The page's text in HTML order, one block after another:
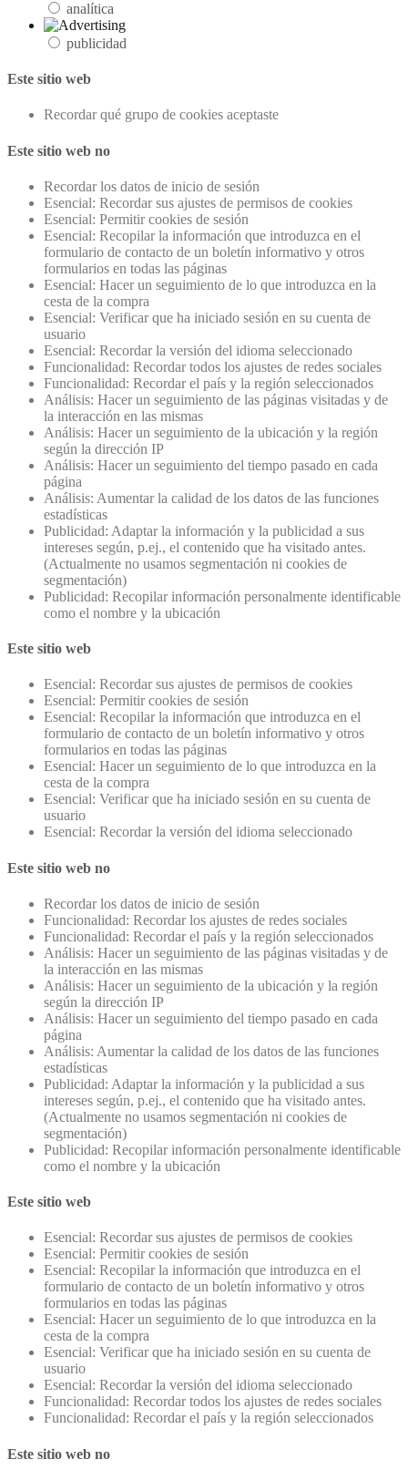
analítica
publicidad
Este sitio web
Recordar qué grupo de cookies aceptaste
Este sitio web no
Recordar los datos de inicio de sesión
Esencial: Recordar sus ajustes de permisos de cookies
Esencial: Permitir cookies de sesión
Esencial: Recopilar la información que introduzca en el
formulario de contacto de un boletín informativo y otros
formularios en todas las páginas
Esencial: Hacer un seguimiento de lo que introduzca en la
cesta de la compra
Esencial: Verificar que ha iniciado sesión en su cuenta de
usuario
Esencial: Recordar la versión del idioma seleccionado
Funcionalidad: Recordar todos los ajustes de redes sociales
Funcionalidad: Recordar el país y la región seleccionados
Análisis: Hacer un seguimiento de las páginas visitadas y de
la interacción en las mismas
Análisis: Hacer un seguimiento de la ubicación y la región
según la dirección IP
Análisis: Hacer un seguimiento del tiempo pasado en cada
página
Análisis: Aumentar la calidad de los datos de las funciones
estadísticas
Publicidad: Adaptar la información y la publicidad a sus
intereses según, p.ej., el contenido que ha visitado antes.
(Actualmente no usamos segmentación ni cookies de
segmentación)
Publicidad: Recopilar información personalmente identificable
como el nombre y la ubicación
Este sitio web
Esencial: Recordar sus ajustes de permisos de cookies
Esencial: Permitir cookies de sesión
Esencial: Recopilar la información que introduzca en el
formulario de contacto de un boletín informativo y otros
formularios en todas las páginas
Esencial: Hacer un seguimiento de lo que introduzca en la
cesta de la compra
Esencial: Verificar que ha iniciado sesión en su cuenta de
usuario
Esencial: Recordar la versión del idioma seleccionado
Este sitio web no
Recordar los datos de inicio de sesión
Funcionalidad: Recordar los ajustes de redes sociales
Funcionalidad: Recordar el país y la región seleccionados
Análisis: Hacer un seguimiento de las páginas visitadas y de
la interacción en las mismas
Análisis: Hacer un seguimiento de la ubicación y la región
según la dirección IP
Análisis: Hacer un seguimiento del tiempo pasado en cada
página
Análisis: Aumentar la calidad de los datos de las funciones
estadísticas
Publicidad: Adaptar la información y la publicidad a sus
intereses según, p.ej., el contenido que ha visitado antes.
(Actualmente no usamos segmentación ni cookies de
segmentación)
Publicidad: Recopilar información personalmente identificable
como el nombre y la ubicación
Este sitio web
Esencial: Recordar sus ajustes de permisos de cookies
Esencial: Permitir cookies de sesión
Esencial: Recopilar la información que introduzca en el
formulario de contacto de un boletín informativo y otros
formularios en todas las páginas
Esencial: Hacer un seguimiento de lo que introduzca en la
cesta de la compra
Esencial: Verificar que ha iniciado sesión en su cuenta de
usuario
Esencial: Recordar la versión del idioma seleccionado
Funcionalidad: Recordar todos los ajustes de redes sociales
Funcionalidad: Recordar el país y la región seleccionados
Este sitio web no